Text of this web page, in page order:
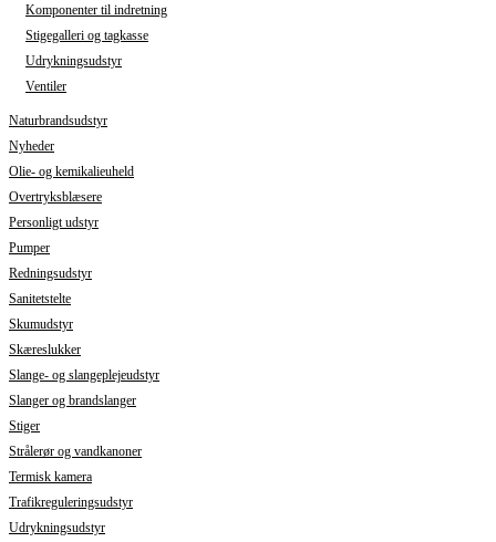
Komponenter til indretning
Stigegalleri og tagkasse
Udrykningsudstyr
Ventiler
Naturbrandsudstyr
Nyheder
Olie- og kemikalieuheld
Overtryksblæsere
Personligt udstyr
Pumper
Redningsudstyr
Sanitetstelte
Skumudstyr
Skæreslukker
Slange- og slangeplejeudstyr
Slanger og brandslanger
Stiger
Strålerør og vandkanoner
Termisk kamera
Trafikreguleringsudstyr
Udrykningsudstyr